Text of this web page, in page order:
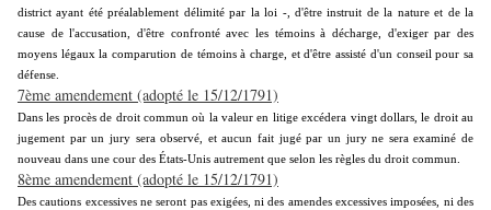
district ayant été préalablement délimité par la loi -, d'être instruit de la nature et de la
cause de l'accusation, d'être confronté avec les témoins à décharge, d'exiger par des
moyens légaux la comparution de témoins à charge, et d'être assisté d'un conseil pour sa
défense.
7ème amendement (adopté le 15/12/1791)
Dans les procès de droit commun où la valeur en litige excédera vingt dollars, le droit au
jugement par un jury sera observé, et aucun fait jugé par un jury ne sera examiné de
nouveau dans une cour des États-Unis autrement que selon les règles du droit commun.
8ème amendement (adopté le 15/12/1791)
Des cautions excessives ne seront pas exigées, ni des amendes excessives imposées, ni des